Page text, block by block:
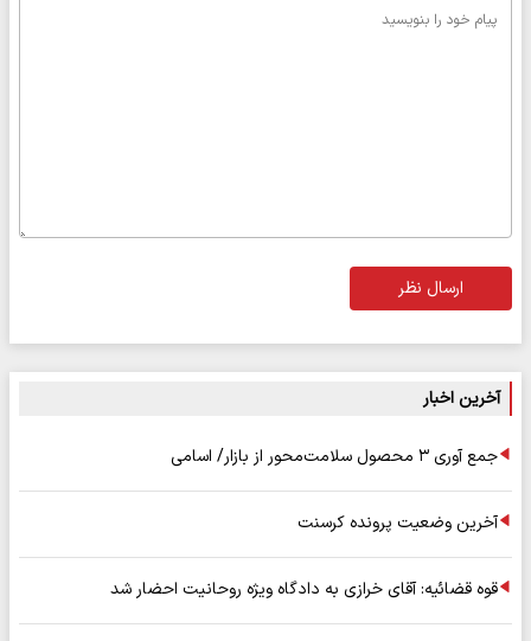
ارسال نظر
آخرین اخبار
جمع آوری ۳ محصول سلامت‌محور از بازار/ اسامی
آخرین وضعیت پرونده کرسنت
قوه قضائیه: آقای خرازی به دادگاه ویژه روحانیت احضار شد